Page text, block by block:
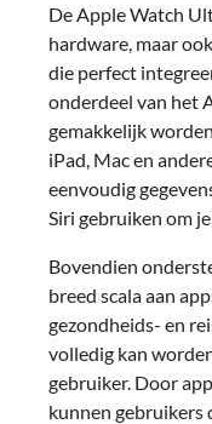
De Apple Watch
hardware, maar
die perfect
onderdeel van het
gemakkelijk
iPad, Mac en
eenvoudig
Siri gebruiken om
Bovendien
breed scala aan
gezondheids- en
volledig kan
gebruiker. Door
kunnen